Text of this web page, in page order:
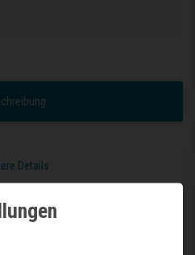
Details